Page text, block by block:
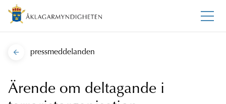
pressmeddelanden
Ärende om deltagande i